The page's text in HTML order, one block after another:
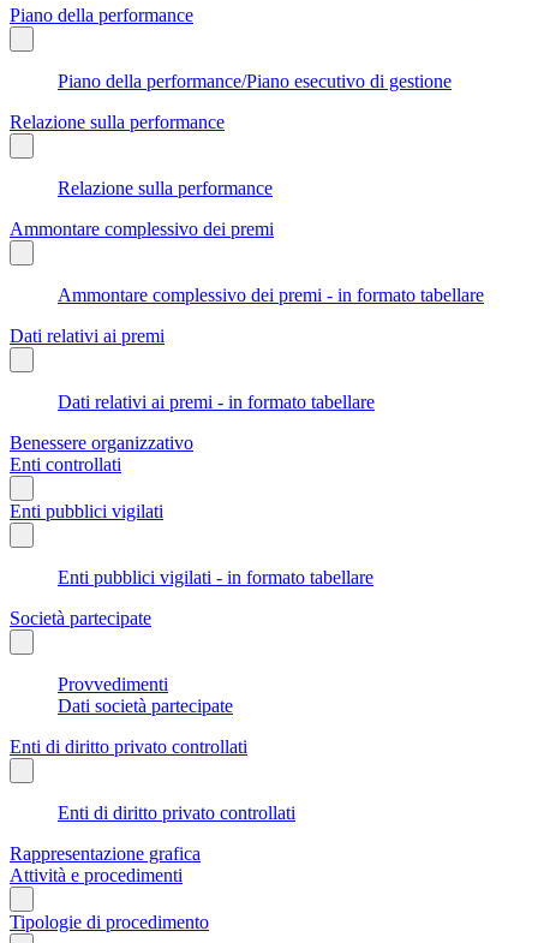
Piano della performance
Piano della performance/Piano esecutivo di gestione
Relazione sulla performance
Relazione sulla performance
Ammontare complessivo dei premi
Ammontare complessivo dei premi - in formato tabellare
Dati relativi ai premi
Dati relativi ai premi - in formato tabellare
Benessere organizzativo
Enti controllati
Enti pubblici vigilati
Enti pubblici vigilati - in formato tabellare
Società partecipate
Provvedimenti
Dati società partecipate
Enti di diritto privato controllati
Enti di diritto privato controllati
Rappresentazione grafica
Attività e procedimenti
Tipologie di procedimento